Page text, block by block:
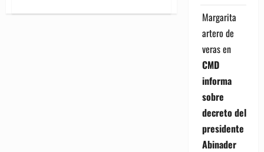
Contra
Margarita
artero de
verasen
CMD
informa
sobre
decreto del
presidente
Abinader